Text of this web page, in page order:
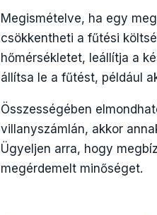
Megismételve, ha egy
csökkentheti a fűtési
hőmérsékletet, leállítja a
állítsa le a fűtést, például
Összességében
villanyszámlán, akkor
Ügyeljen arra, hogy
megérdemelt minőséget.